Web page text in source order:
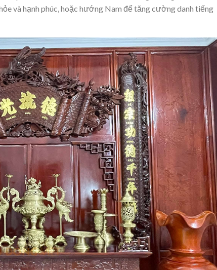
và hạnh phúc, hoặc hướng Nam để tăng cường danh tiếng